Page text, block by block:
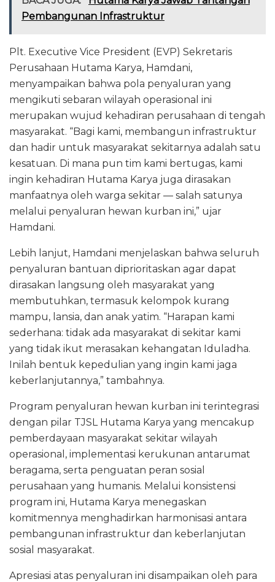
Pembangunan Infrastruktur
Plt. Executive Vice President (EVP) Sekretaris
Perusahaan Hutama Karya, Hamdani,
menyampaikan bahwa pola penyaluran yang
mengikuti sebaran wilayah operasional ini
merupakan wujud kehadiran perusahaan di tengah
masyarakat. “Bagi kami, membangun infrastruktur
dan hadir untuk masyarakat sekitarnya adalah satu
kesatuan. Di mana pun tim kami bertugas, kami
ingin kehadiran Hutama Karya juga dirasakan
manfaatnya oleh warga sekitar — salah satunya
melalui penyaluran hewan kurban ini,” ujar
Hamdani.
Lebih lanjut, Hamdani menjelaskan bahwa seluruh
penyaluran bantuan diprioritaskan agar dapat
dirasakan langsung oleh masyarakat yang
membutuhkan, termasuk kelompok kurang
mampu, lansia, dan anak yatim. “Harapan kami
sederhana: tidak ada masyarakat di sekitar kami
yang tidak ikut merasakan kehangatan Iduladha.
Inilah bentuk kepedulian yang ingin kami jaga
keberlanjutannya,” tambahnya.
Program penyaluran hewan kurban ini terintegrasi
dengan pilar TJSL Hutama Karya yang mencakup
pemberdayaan masyarakat sekitar wilayah
operasional, implementasi kerukunan antarumat
beragama, serta penguatan peran sosial
perusahaan yang humanis. Melalui konsistensi
program ini, Hutama Karya menegaskan
komitmennya menghadirkan harmonisasi antara
pembangunan infrastruktur dan keberlanjutan
sosial masyarakat.
Apresiasi atas penyaluran ini disampaikan oleh para